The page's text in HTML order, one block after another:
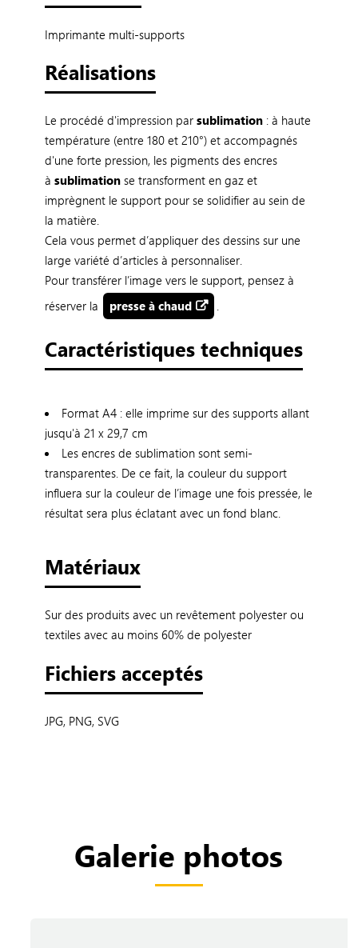
Imprimante multi-supports
Réalisations
Le procédé d'impression par sublimation: à haute
température (entre 180 et 210°) et accompagnés
d'une forte pression, les pigments des encres
à sublimationse transforment en gaz et
imprègnent le support pour se solidifier au sein de
la matière.
Cela vous permet d’appliquer des dessins sur une
large variété d’articles à personnaliser.
Pour transférer l’image vers le support, pensez à
réserver la
presse à chaud
Caractéristiques techniques
Format A4 : elle imprime sur des supports allant
jusqu'à 21 x 29,7 cm
Les encres de sublimation sont semi-
transparentes. De ce fait, la couleur du support
influera sur la couleur de l’image une fois pressée, le
résultat sera plus éclatant avec un fond blanc.
Matériaux
Sur des produits avec un revêtement polyester ou
textiles avec au moins 60% de polyester
Fichiers acceptés
JPG, PNG, SVG
Galerie photos